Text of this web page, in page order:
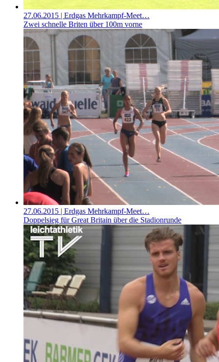
27.06.2015 | Erdgas Mehrkampf-Meet…
Zwei schnelle Briten über 100m vorne
27.06.2015 | Erdgas Mehrkampf-Meet…
Doppelsieg für Great Britain über die Stadionrunde